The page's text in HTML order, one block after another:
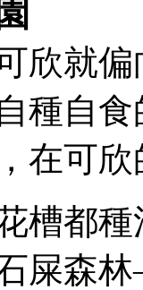
欣就
種自
在可
槽都
屎森